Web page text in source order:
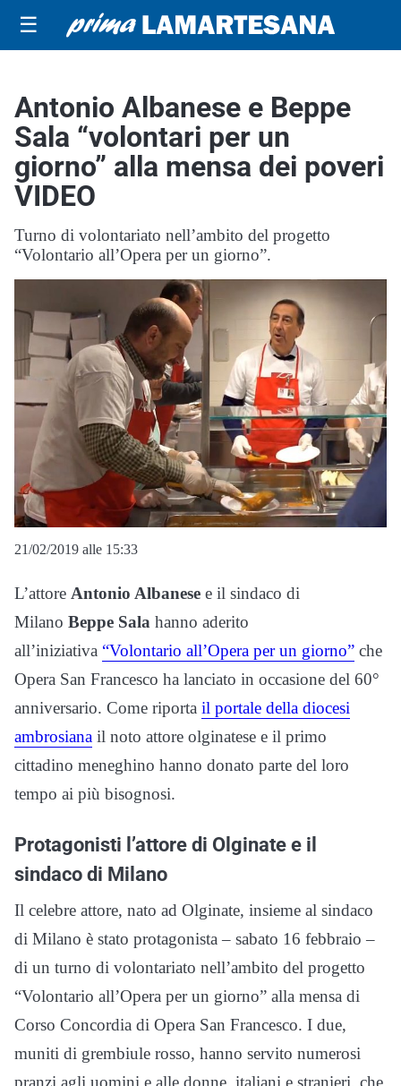
☰
Antonio Albanese e Beppe
Sala “volontari per un
giorno” alla mensa dei poveri
VIDEO
Turno di volontariato nell’ambito del progetto
“Volontario all’Opera per un giorno”.
21/02/2019 alle 15:33
L’attore Antonio Albanese e il sindaco di
Milano Beppe Sala hanno aderito
all’iniziativa “Volontario all’Opera per un giorno” che
Opera San Francesco ha lanciato in occasione del 60°
anniversario. Come riporta il portale della diocesi
ambrosiana il noto attore olginatese e il primo
cittadino meneghino hanno donato parte del loro
tempo ai più bisognosi.
Protagonisti l’attore di Olginate e il
sindaco di Milano
Il celebre attore, nato ad Olginate, insieme al sindaco
di Milano è stato protagonista – sabato 16 febbraio –
di un turno di volontariato nell’ambito del progetto
“Volontario all’Opera per un giorno” alla mensa di
Corso Concordia di Opera San Francesco. I due,
muniti di grembiule rosso, hanno servito numerosi
pranzi agli uomini e alle donne, italiani e stranieri, che